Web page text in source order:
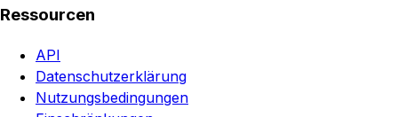
Ressourcen
API
Datenschutzerklärung
Nutzungsbedingungen